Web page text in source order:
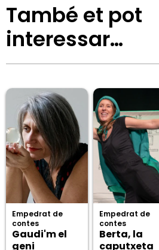
També et pot
interessar…
Empedrat de
contes
Gaudi'm el
geni
Empedrat de
contes
Berta, la
caputxeta